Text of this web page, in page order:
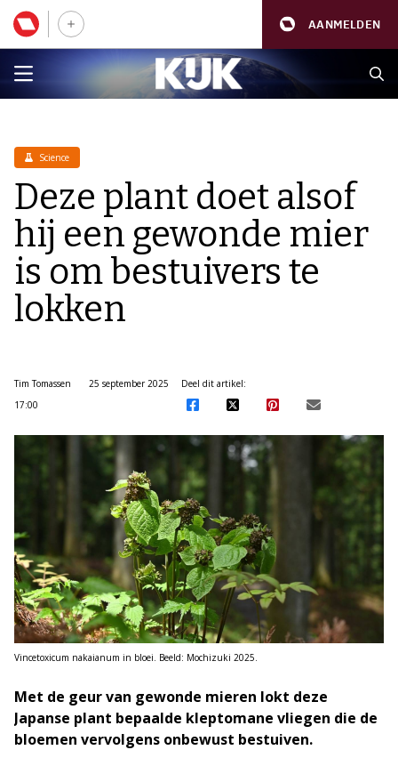
AANMELDEN
Science
Deze plant doet alsof
hij een gewonde mier
is om bestuivers te
lokken
Tim Tomassen
25 september 2025
17:00
Deel dit artikel:
Vincetoxicum nakaianum in bloei. Beeld: Mochizuki 2025.
Met de geur van gewonde mieren lokt deze
Japanse plant bepaalde kleptomane vliegen die de
bloemen vervolgens onbewust bestuiven.